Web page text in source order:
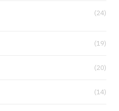
(24)
(19)
(20)
(14)